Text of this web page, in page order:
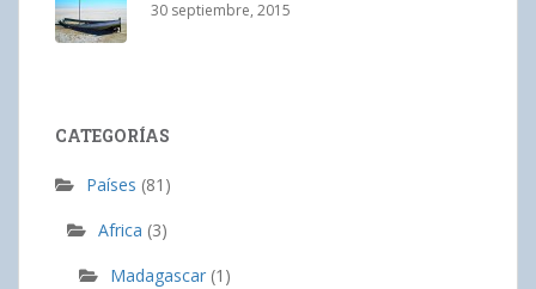
30 septiembre, 2015
CATEGORÍAS
Países (81)
Africa (3)
Madagascar (1)